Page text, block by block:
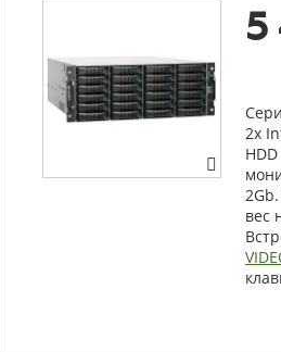
5
2x
вес